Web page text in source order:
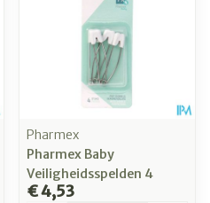
Pharmex
Pharmex Baby
Veiligheidsspelden 4
€ 4,53